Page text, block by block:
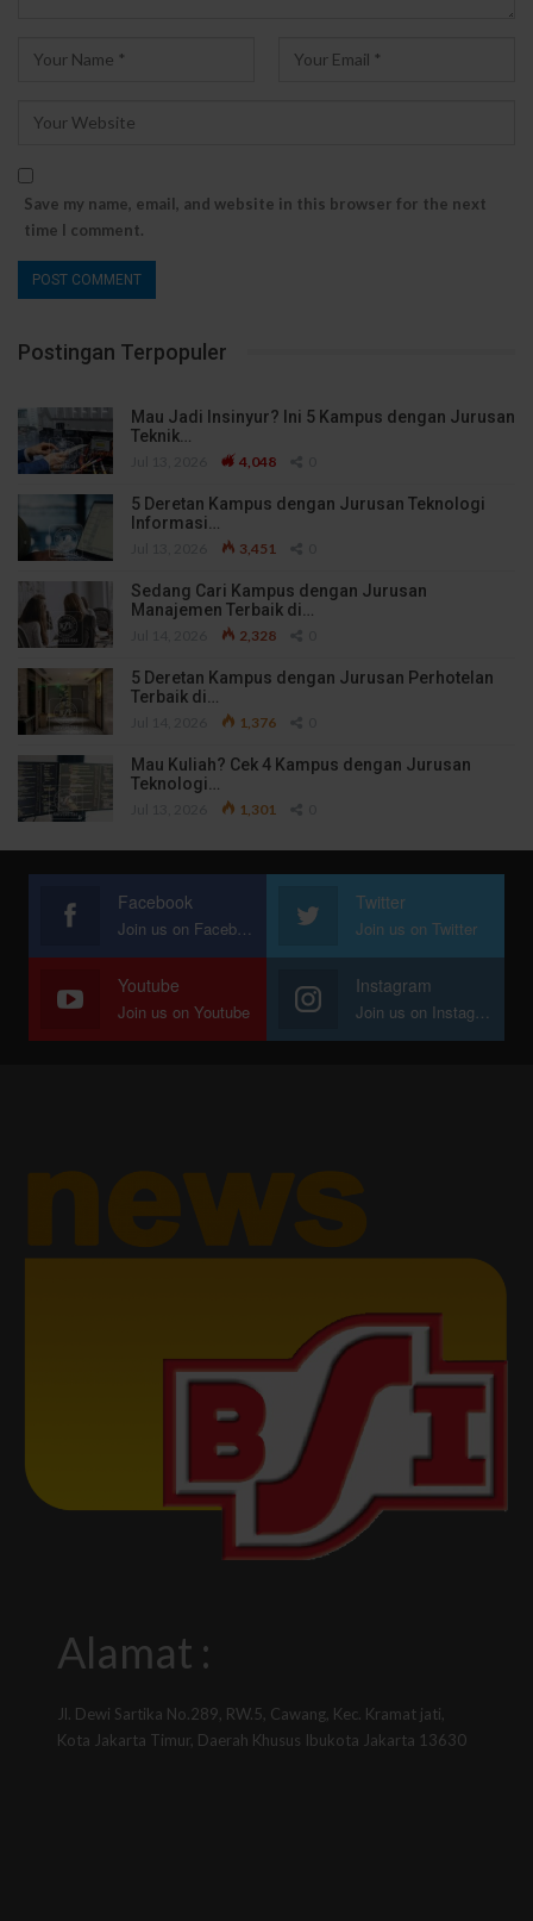
Save my name, email, and website in this browser for the next
time I comment.
Postingan Terpopuler
Mau Jadi Insinyur? Ini 5 Kampus dengan Jurusan
Teknik…
4,048
5 Deretan Kampus dengan Jurusan Teknologi
Informasi…
3,451
Sedang Cari Kampus dengan Jurusan
Manajemen Terbaik di…
2,328
5 Deretan Kampus dengan Jurusan Perhotelan
Terbaik di…
1,376
Mau Kuliah? Cek 4 Kampus dengan Jurusan
Teknologi…
1,301
Facebook
Join us on Facebook
Twitter
Join us on Twitter
Youtube
Join us on Youtube
Instagram
Join us on Instagram
Alamat :
Jl. Dewi Sartika No.289, RW.5, Cawang, Kec. Kramat jati,
Kota Jakarta Timur, Daerah Khusus Ibukota Jakarta 13630